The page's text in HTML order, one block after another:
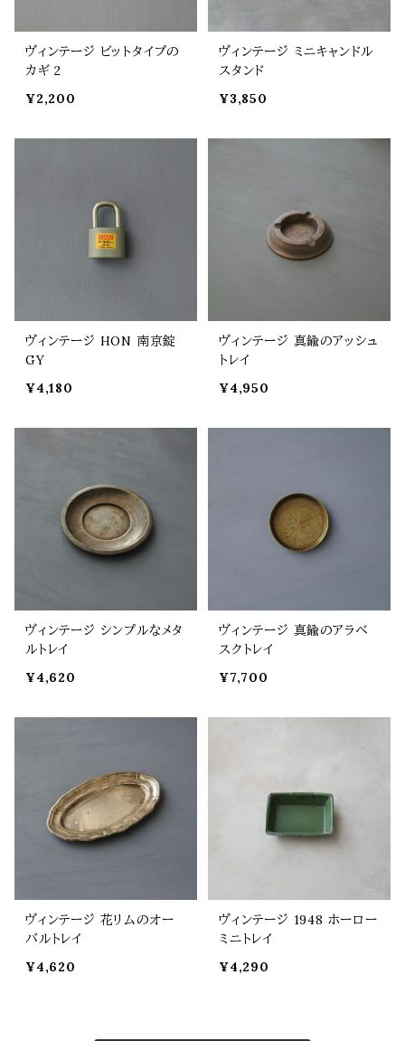
ヴィンテージ ビットタイプの
カギ 2
¥2,200
ヴィンテージ ミニキャンドル
スタンド
¥3,850
ヴィンテージ HON 南京錠
GY
¥4,180
ヴィンテージ 真鍮のアッシュ
トレイ
¥4,950
ヴィンテージ シンプルなメタ
ルトレイ
¥4,620
ヴィンテージ 真鍮のアラベ
スクトレイ
¥7,700
ヴィンテージ 花リムのオー
バルトレイ
¥4,620
ヴィンテージ 1948 ホーロー
ミニトレイ
¥4,290